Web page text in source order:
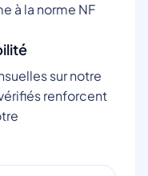
à la norme NF
sur notre
renforcent